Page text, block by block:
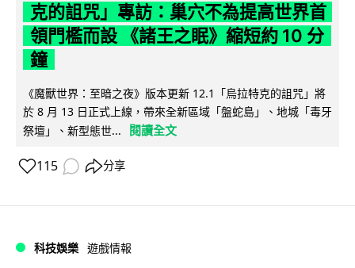
克的詛咒」專訪：巢穴不為提高世界首
領門檻而設 《諸王之眠》縮短約 10 分
鐘
《魔獸世界：至暗之夜》版本更新 12.1「烏拉特克的詛咒」將
於 8 月 13 日正式上線，帶來全新區域「盤蛇島」、地城「毒牙
祭壇」、新型態世...
閱讀全文
115 分享
科技娛樂 遊戲情報